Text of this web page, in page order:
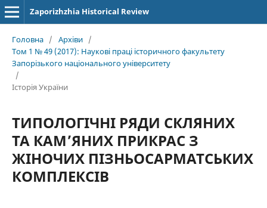
Zaporizhzhia Historical Review
Головна / Архіви /
Том 1 № 49 (2017): Наукові праці історичного факультету
Запорізького національного університету
/
Історія України
ТИПОЛОГІЧНІ РЯДИ СКЛЯНИХ
ТА КАМ’ЯНИХ ПРИКРАС З
ЖІНОЧИХ ПІЗНЬОСАРМАТСЬКИХ
КОМПЛЕКСІВ